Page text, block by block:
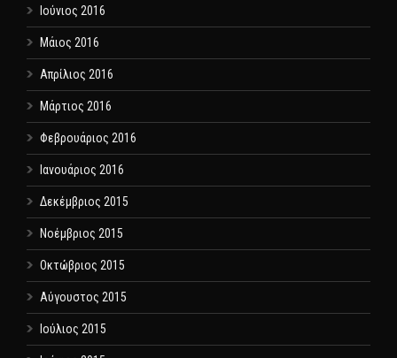
Ιούνιος 2016
Μάιος 2016
Απρίλιος 2016
Μάρτιος 2016
Φεβρουάριος 2016
Ιανουάριος 2016
Δεκέμβριος 2015
Νοέμβριος 2015
Οκτώβριος 2015
Αύγουστος 2015
Ιούλιος 2015